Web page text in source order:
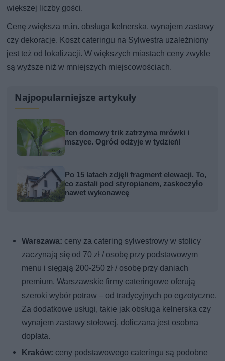
większej liczby gości.
Cenę zwiększa m.in. obsługa kelnerska, wynajem zastawy
czy dekoracje. Koszt cateringu na Sylwestra uzależniony
jest też od lokalizacji. W większych miastach ceny zwykle
są wyższe niż w mniejszych miejscowościach.
Najpopularniejsze artykuły
Ten domowy trik zatrzyma mrówki i
mszyce. Ogród odżyje w tydzień!
Po 15 latach zdjęli fragment elewacji. To,
co zastali pod styropianem, zaskoczyło
nawet wykonawcę
Warszawa: ceny za catering sylwestrowy w stolicy
zaczynają się od 70 zł / osobę przy podstawowym
menu i sięgają 200-250 zł / osobę przy daniach
premium. Warszawskie firmy cateringowe oferują
szeroki wybór potraw – od tradycyjnych po egzotyczne.
Za dodatkowe usługi, takie jak obsługa kelnerska czy
wynajem zastawy stołowej, doliczana jest osobna
dopłata.
Kraków: ceny podstawowego cateringu są podobne